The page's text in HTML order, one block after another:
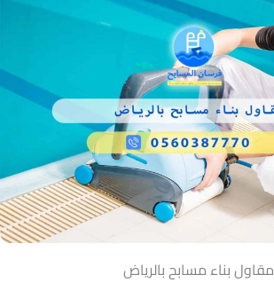
مقاول بناء مسابح بالرياض